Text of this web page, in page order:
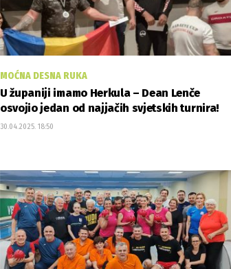
MOĆNA DESNA RUKA
U županiji imamo Herkula – Dean Lenče
osvojio jedan od najjačih svjetskih turnira!
30.04.2025. 18:50